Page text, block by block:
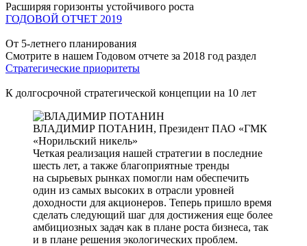
Расширяя горизонты устойчивого роста
ГОДОВОЙ ОТЧЕТ 2019
От 5-летнего планирования
Смотрите в нашем Годовом отчете за 2018 год раздел
Стратегические приоритеты
К долгосрочной стратегической концепции на 10 лет
ВЛАДИМИР ПОТАНИН, Президент ПАО «ГМК
«Норильский никель»
Четкая реализация нашей стратегии в последние
шесть лет, а также благоприятные тренды
на сырьевых рынках помогли нам обеспечить
один из самых высоких в отрасли уровней
доходности для акционеров. Теперь пришло время
сделать следующий шаг для достижения еще более
амбициозных задач как в плане роста бизнеса, так
и в плане решения экологических проблем.